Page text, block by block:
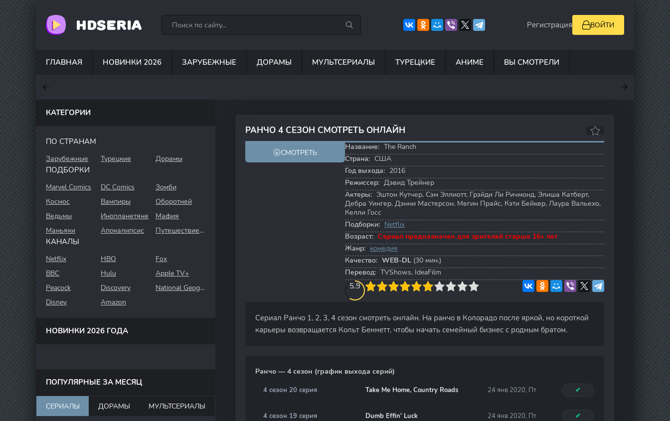
HDSERIA Регистрация ВОЙТИ
ГЛАВНАЯ НОВИНКИ 2026 ЗАРУБЕЖНЫЕ ДОРАМЫ МУЛЬТСЕРИАЛЫ ТУРЕЦКИЕ АНИМЕ ВЫ СМОТРЕЛИ
6.9
РАНЧО 4 СЕЗОН СМОТРЕТЬ ОНЛАЙН
6.7 7.5
СМОТРЕТЬ
Название: The Ranch
Страна: США
Год выхода: 2016
Режиссер: Дэвид Трейнер
Актеры: Эштон Кутчер, Сэм Эллиотт, Грэйди Ли Ричмонд, Элиша Катберт,
Дебра Уингер, Дэнни Мастерсон, Мегин Прайс, Кэти Бейкер, Лаура Вальехо,
Келли Госс
Подборки: Netflix
Возраст: Сериал предназначен для зрителей старше 16+ лет
Жанр: комедия
Качество: WEB-DL (30 мин.)
Перевод: TVShows, IdeaFilm
5.9
4 5 6 7 8 9 10
Сериал Ранчо 1, 2, 3, 4 сезон смотреть онлайн. На ранчо в Колорадо после яркой, но короткой
карьеры возвращается Кольт Беннетт, чтобы начать семейный бизнес с родным братом.
Ранчо — 4 сезон (график выхода серий)
4 сезон 20 серия Take Me Home, Country Roads 24 янв 2020, Пт ✔
4 сезон 19 серия Dumb Effin' Luck 24 янв 2020, Пт ✔
КАТЕГОРИИ
ПО СТРАНАМ
Зарубежные Турецкие Дорамы
ПОДБОРКИ
Marvel Comics DC Comics
Зомби
Космос
Вампиры
Оборотней
Ведьмы
Инопланетяне
Мафия
Маньяки
Апокалипсис Путешествие во времени
КАНАЛЫ
Netflix HBO
Fox
BBC
Hulu
Apple TV+
Peacock
Discovery
National Geographic
Disney
Amazon
НОВИНКИ 2026 ГОДА
ПОПУЛЯРНЫЕ ЗА МЕСЯЦ
СЕРИАЛЫ ДОРАМЫ МУЛЬТСЕРИАЛЫ